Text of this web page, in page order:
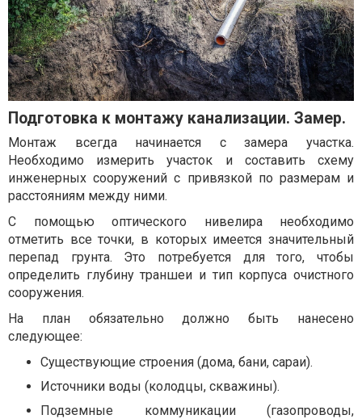
Подготовка к монтажу канализации. Замер.
Монтаж всегда начинается с замера участка.
Необходимо измерить участок и составить схему
инженерных сооружений с привязкой по размерам и
расстояниям между ними.
С помощью оптического нивелира необходимо
отметить все точки, в которых имеется значительный
перепад грунта. Это потребуется для того, чтобы
определить глубину траншеи и тип корпуса очистного
сооружения.
На план обязательно должно быть нанесено
следующее:
Существующие строения (дома, бани, сараи).
Источники воды (колодцы, скважины).
Подземные коммуникации (газопроводы,